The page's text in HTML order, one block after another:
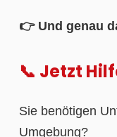
👉 Und genau
📞 Jetzt
Sie benötigen
Umgebung?